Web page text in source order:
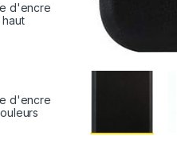
d'encre
d'encre